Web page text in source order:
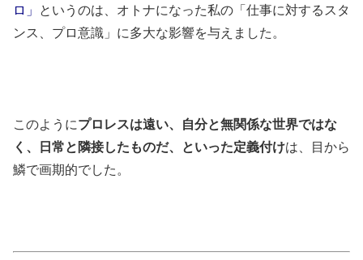
ロ」
というのは、オトナになった私の「仕事に対するスタ
ンス、プロ意識」に多大な影響を与えました。
このようにプロレスは遠い、自分と無関係な世界ではな
く、日常と隣接したものだ、といった定義付けは、目から
鱗で画期的でした。